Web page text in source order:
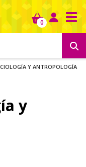
0
y antropología
y